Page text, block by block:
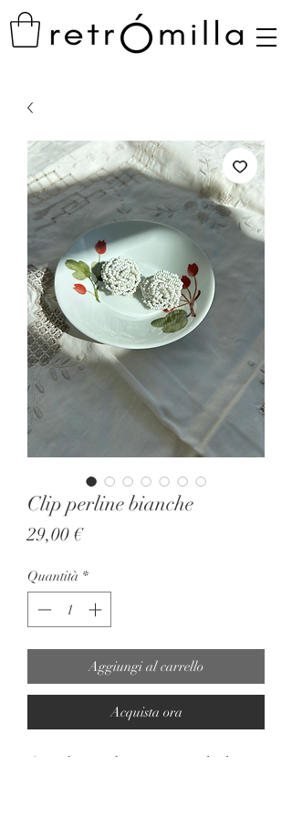
Clip perline bianche
29,00 €Prezzo
Quantità *
Aggiungi al carrello
Acquista ora
Orecchini a clip anni 80 nodo di